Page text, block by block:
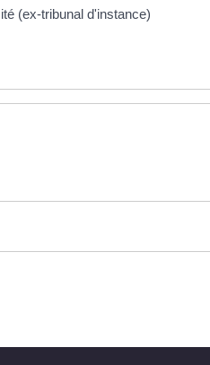
(ex-tribunal d'instance)